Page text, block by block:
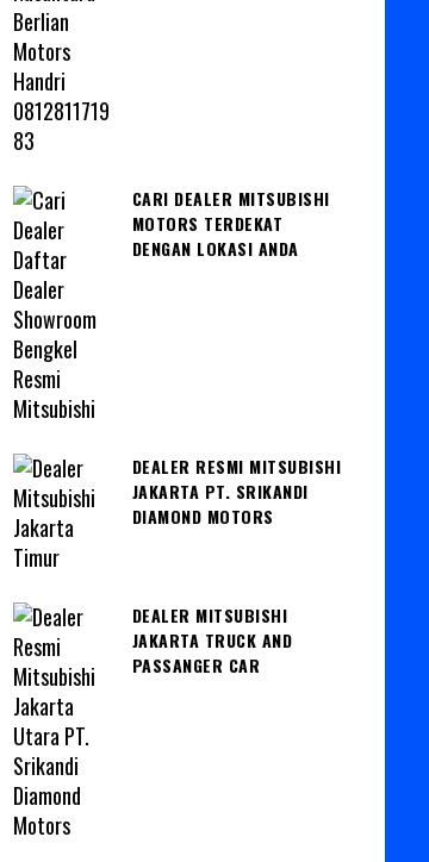
CARI DEALER MITSUBISHI
MOTORS TERDEKAT
DENGAN LOKASI ANDA
DEALER RESMI MITSUBISHI
JAKARTA PT. SRIKANDI
DIAMOND MOTORS
DEALER MITSUBISHI
JAKARTA TRUCK AND
PASSANGER CAR